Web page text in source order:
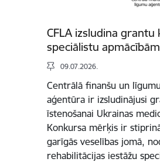
CFLA izsludina
speciālistu
09.07.2026.
Centrālā finanšu un
aģentūra ir izsludinājusi
īstenošanai Ukrainas
Konkursa mērķis ir
garīgās veselības jomā,
rehabilitācijas iestāžu